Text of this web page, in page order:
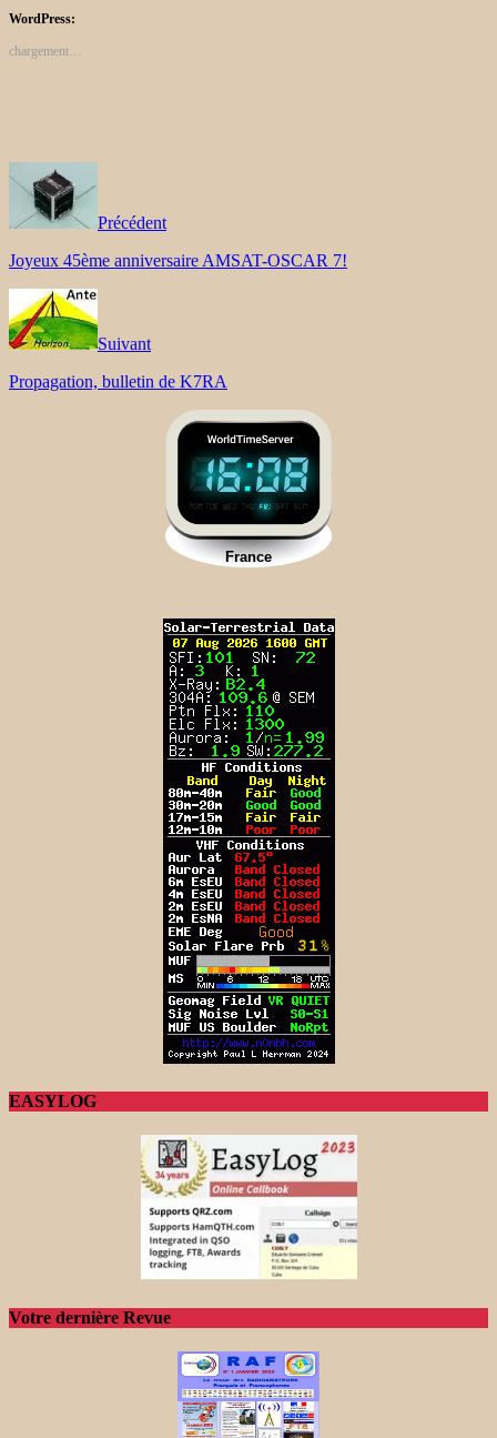
WordPress:
chargement…
Précédent
Joyeux 45ème anniversaire AMSAT-OSCAR 7!
Suivant
Propagation, bulletin de K7RA
EASYLOG
Votre dernière Revue